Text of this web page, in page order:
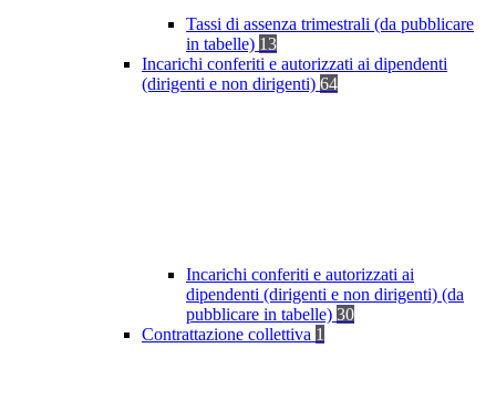
Tassi di assenza trimestrali (da pubblicare
in tabelle) 13
Incarichi conferiti e autorizzati ai dipendenti
(dirigenti e non dirigenti) 64
Incarichi conferiti e autorizzati ai
dipendenti (dirigenti e non dirigenti) (da
pubblicare in tabelle) 30
Contrattazione collettiva 1